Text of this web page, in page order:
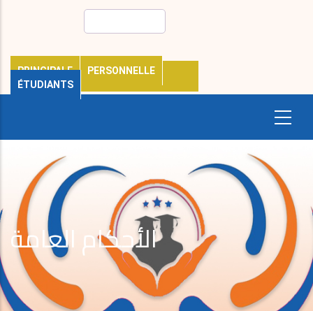
PRINCIPALE
PERSONNELLE
ÉTUDIANTS
الأحكام العامة